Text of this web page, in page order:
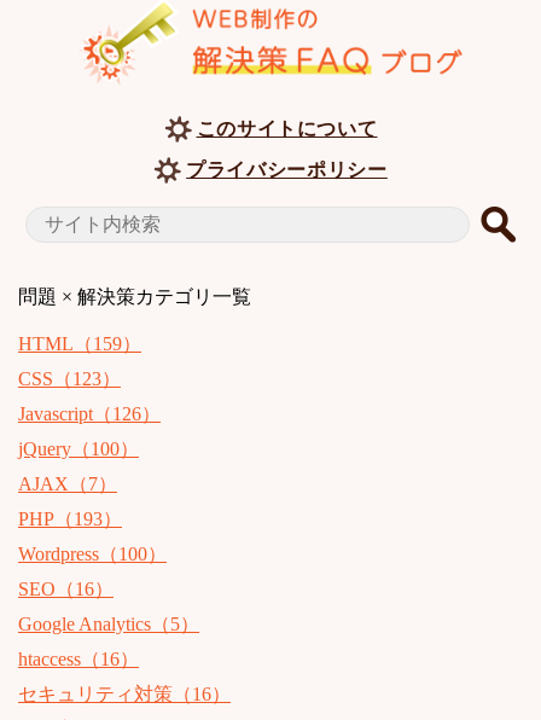
このサイトについて
プライバシーポリシー
問題 × 解決策カテゴリ一覧
HTML（159）
CSS（123）
Javascript（126）
jQuery（100）
AJAX（7）
PHP（193）
Wordpress（100）
SEO（16）
Google Analytics（5）
htaccess（16）
セキュリティ対策（16）